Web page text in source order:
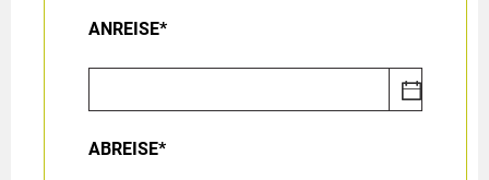
ANREISE*
ABREISE*